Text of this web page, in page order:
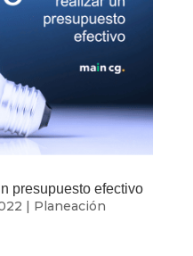
presupuesto efectivo
| Planeación